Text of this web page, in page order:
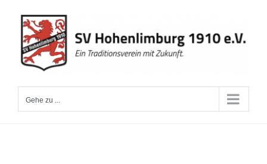
Inhalt
springen
Gehe zu ...